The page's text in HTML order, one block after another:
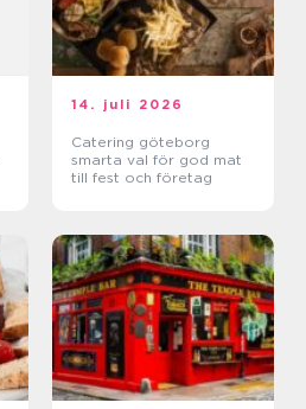
14. juli 2026
Catering göteborg
smarta val för god mat
till fest och företag